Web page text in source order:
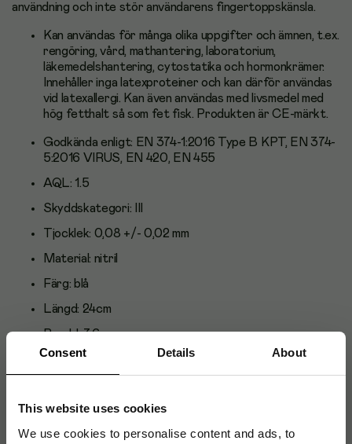
Consent Details About
This website uses cookies
We use cookies to personalise content and ads, to
användning och inte stör användarens fingertoppskänsla.
Kan användas för många olika uppgifter och ämnen, t.ex.
rengöring, vård, mathantering, laboratorium,
läkemedelshantering, cytostatika och hormonkrämer.
Innehåller inga latexproteiner och kan därför användas
vid latexallergi. Kan även användas med livsmedel med
hög fetthalt så som fet fisk. Produkten är CE-märkt.
Godkända enligt: EN 374-1:2016 Type B KPT, EN 374-
5:2016 VIRUS, EN 420, EN 455
AQL: 1.5
Skyddskategori: III
Tjocklek: 0,08 +/- 0,02 mm
Material: nitril
Färg: blå
Längd: 24cm
Bredd: 7,6cm
Storlek: XL
Puderfri
Latexfri